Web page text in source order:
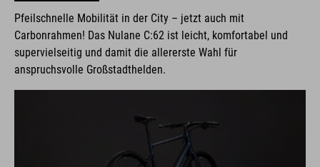
Pfeilschnelle Mobilität in der City – jetzt auch mit
Carbonrahmen! Das Nulane C:62 ist leicht, komfortabel und
supervielseitig und damit die allererste Wahl für
anspruchsvolle Großstadthelden.